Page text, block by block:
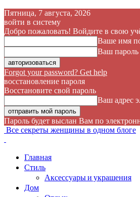
Пятница, 7 августа, 2026
войти в систему
Добро пожаловать! Войдите в свою
Ваше имя
Ваш пароль
Forgot your password? Get help
восстановление пароля
Восстановите свой пароль
Ваш адрес
Пароль будет выслан Вам по
Все секреты женщины в одном блоге
Главная
Стиль
Аксессуары и украшения
Дом